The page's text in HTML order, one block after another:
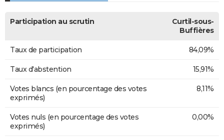
Participation au scrutin
Curtil-sous-
Buffières
Taux de participation 84,09%
Taux d'abstention 15,91%
Votes blancs (en pourcentage des votes
exprimés)
8,11%
Votes nuls (en pourcentage des votes
exprimés)
0,00%